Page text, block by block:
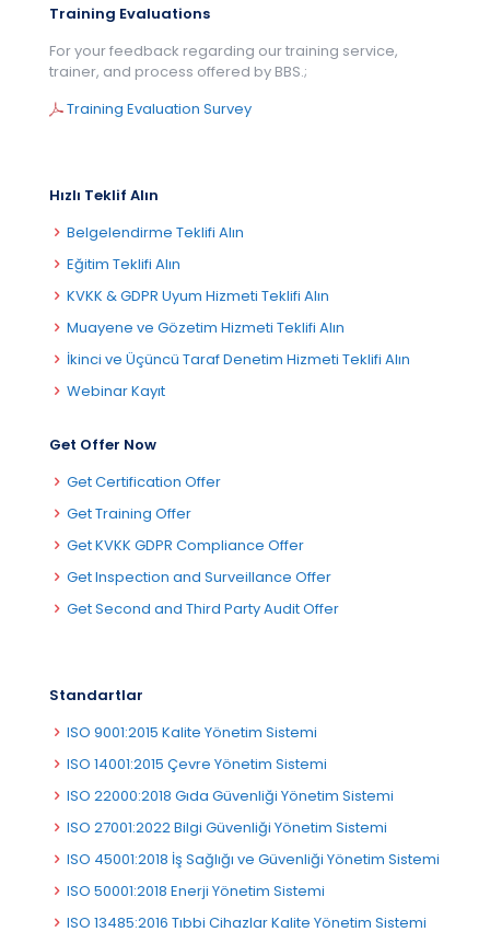
Training Evaluations
For your feedback regarding our training service,
trainer, and process offered by BBS.;
Training Evaluation Survey
Hızlı Teklif Alın
Belgelendirme Teklifi Alın
Eğitim Teklifi Alın
KVKK & GDPR Uyum Hizmeti Teklifi Alın
Muayene ve Gözetim Hizmeti Teklifi Alın
İkinci ve Üçüncü Taraf Denetim Hizmeti Teklifi Alın
Webinar Kayıt
Get Offer Now
Get Certification Offer
Get Training Offer
Get KVKK GDPR Compliance Offer
Get Inspection and Surveillance Offer
Get Second and Third Party Audit Offer
Standartlar
ISO 9001:2015 Kalite Yönetim Sistemi
ISO 14001:2015 Çevre Yönetim Sistemi
ISO 22000:2018 Gıda Güvenliği Yönetim Sistemi
ISO 27001:2022 Bilgi Güvenliği Yönetim Sistemi
ISO 45001:2018 İş Sağlığı ve Güvenliği Yönetim Sistemi
ISO 50001:2018 Enerji Yönetim Sistemi
ISO 13485:2016 Tıbbi Cihazlar Kalite Yönetim Sistemi